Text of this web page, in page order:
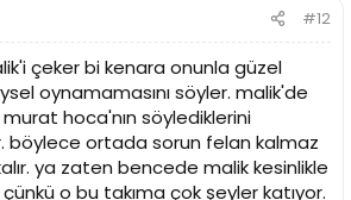
#12
çeker bi kenara onunla güzel
oynamamasını söyler. malik'de
hoca'nın söylediklerini
böylece ortada sorun felan kalmaz
ya zaten bencede malik kesinlikle
çünkü o bu takıma çok şeyler katıyor.